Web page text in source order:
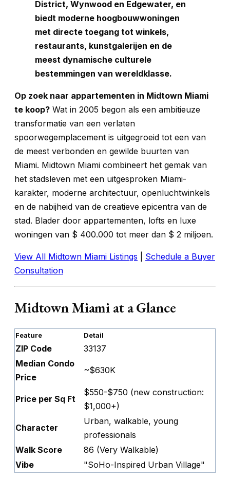
District, Wynwood en Edgewater, en
biedt moderne hoogbouwwoningen
met directe toegang tot winkels,
restaurants, kunstgalerijen en de
meest dynamische culturele
bestemmingen van wereldklasse.
Op zoek naar appartementen in Midtown Miami
te koop? Wat in 2005 begon als een ambitieuze
transformatie van een verlaten
spoorwegemplacement is uitgegroeid tot een van
de meest verbonden en gewilde buurten van
Miami. Midtown Miami combineert het gemak van
het stadsleven met een uitgesproken Miami-
karakter, moderne architectuur, openluchtwinkels
en de nabijheid van de creatieve epicentra van de
stad. Blader door appartementen, lofts en luxe
woningen van $ 400.000 tot meer dan $ 2 miljoen.
View All Midtown Miami Listings
Schedule a Buyer
Consultation
Midtown Miami at a Glance
Feature Detail
ZIP Code
33137
Median Condo
Price
~$630K
Price per Sq Ft
$550-$750 (new construction:
$1,000+)
Character
Urban, walkable, young
professionals
Walk Score
86 (Very Walkable)
Vibe
"SoHo-Inspired Urban Village"